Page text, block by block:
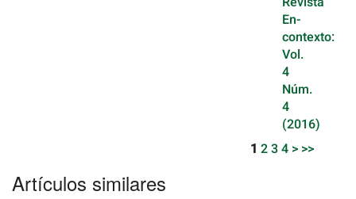
En-
contexto:
Vol.
4
Núm.
4
(2016)
1 234 > >>
Artículos similares